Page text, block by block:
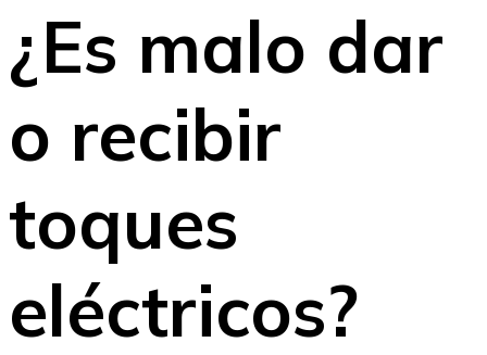
¿Es malo dar
o recibir
toques
eléctricos?